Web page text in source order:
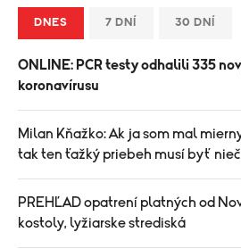
DNES 7 DNÍ 30 DNÍ
ONLINE: PCR testy odhalili 335
koronavírusu
Milan Kňažko: Ak ja som mal
tak ten ťažký priebeh musí byť
PREHĽAD opatrení platných od
kostoly, lyžiarske strediská